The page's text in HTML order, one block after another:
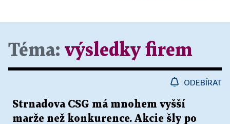
Téma: výsledky firem
ODEBÍRAT
Strnadova CSG má mnohem vyšší
marže než konkurence. Akcie šly po